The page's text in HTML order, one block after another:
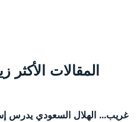
المقالات الأكثر
غريب... الهلال السعودي يدرس